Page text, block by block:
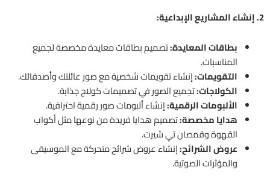
2. إنشاء المشاريع الإبداعية:
بطاقات المعايدة:تصميم بطاقات معايدة مخصصة لجميع
المناسبات.
التقويمات:إنشاء تقويمات شخصية مع صور عائلتك وأصدقائك.
الكولاجات:تجميع الصور في تصميمات كولاج جذابة.
الألبومات الرقمية:إنشاء ألبومات صور رقمية احترافية.
هدايا مخصصة:تصميم هدايا فريدة من نوعها مثل أكواب
القهوة وقمصان تي شيرت.
عروض الشرائح:إنشاء عروض شرائح متحركة مع الموسيقى
والمؤثرات الصوتية.